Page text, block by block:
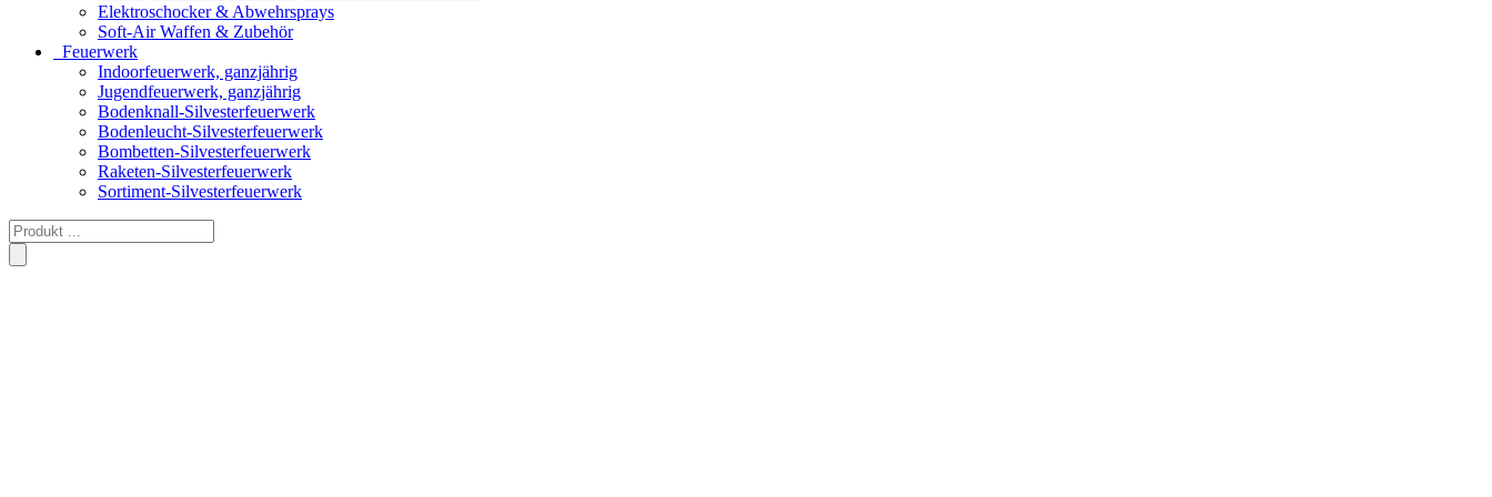
Elektroschocker & Abwehrsprays
Soft-Air Waffen & Zubehör
Feuerwerk
Indoorfeuerwerk, ganzjährig
Jugendfeuerwerk, ganzjährig
Bodenknall-Silvesterfeuerwerk
Bodenleucht-Silvesterfeuerwerk
Bombetten-Silvesterfeuerwerk
Raketen-Silvesterfeuerwerk
Sortiment-Silvesterfeuerwerk
Products
search